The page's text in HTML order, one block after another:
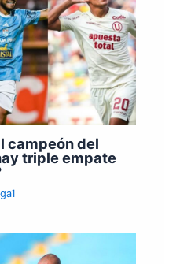
campeón del
triple empate